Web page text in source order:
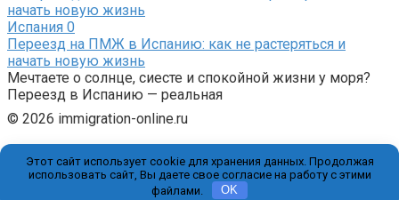
Испания 0
Переезд на ПМЖ в Испанию: как не растеряться и
начать новую жизнь
Мечтаете о солнце, сиесте и спокойной жизни у моря?
Переезд в Испанию — реальная
© 2026 immigration-online.ru
Этот сайт использует cookie для хранения данных. Продолжая
использовать сайт, Вы даете свое согласие на работу с этими
файлами.
OK